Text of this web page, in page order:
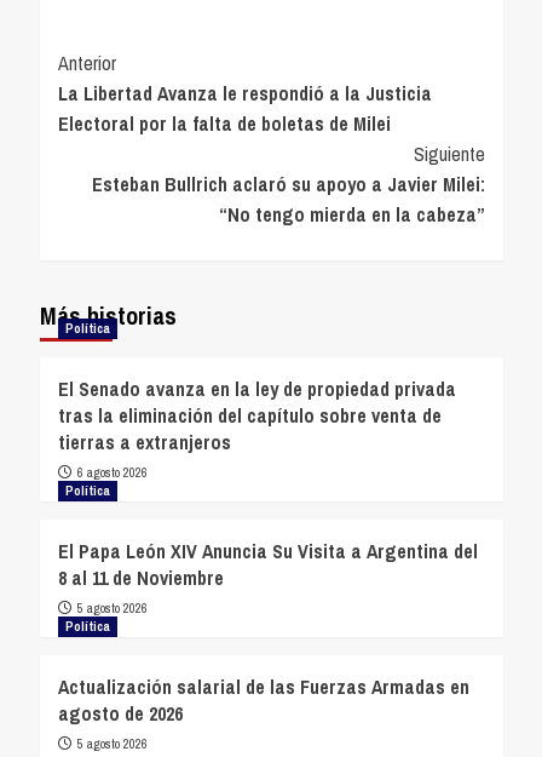
Navegación
de
entradas
Anterior
La Libertad Avanza le respondió a la Justicia
Electoral por la falta de boletas de Milei
Siguiente
Esteban Bullrich aclaró su apoyo a Javier Milei:
“No tengo mierda en la cabeza”
Más historias
Política
El Senado avanza en la ley de propiedad privada
tras la eliminación del capítulo sobre venta de
tierras a extranjeros
6 agosto 2026
Política
El Papa León XIV Anuncia Su Visita a Argentina del
8 al 11 de Noviembre
5 agosto 2026
Política
Actualización salarial de las Fuerzas Armadas en
agosto de 2026
5 agosto 2026